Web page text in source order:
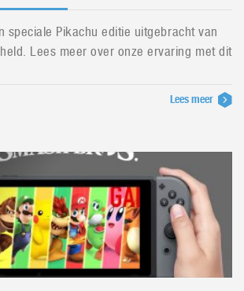
speciale Pikachu editie uitgebracht van
Lees meer over onze ervaring met dit
Lees meer